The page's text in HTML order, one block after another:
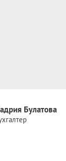
Булатова